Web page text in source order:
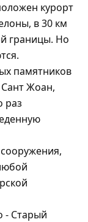
курорт
в 30 км
границы. Но
памятников
Сант Жоан,
раз
- Старый